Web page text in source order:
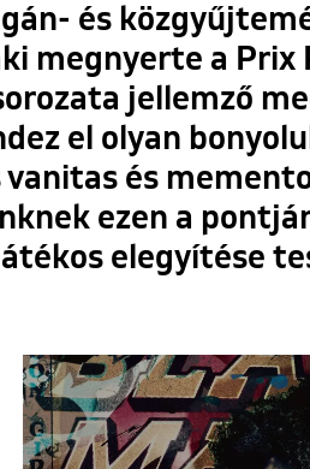
és
megnyerte a
jellemző
el olyan
és
ezen a
elegyítése